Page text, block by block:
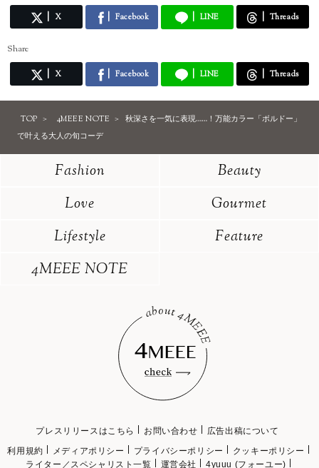
X Facebook LINE Threads
Share
X Facebook LINE Threads
TOP 4MEEE NOTE
秋深さを一気に表現……！万能カラー「ボルドー」
で叶える大人の旬コーデ
Fashion
Beauty
Love
Gourmet
Lifestyle
Feature
4MEEE NOTE
プレスリリースはこちら お問い合わせ
広告出稿について
利用規約
メディアポリシー プライバシーポリシー
クッキーポリシー
ライター／スペシャリスト一覧
運営会社 4yuuu (フォーユー)